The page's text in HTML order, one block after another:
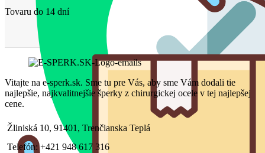
Tovaru do 14 dní
Vitajte na e-sperk.sk. Sme tu pre Vás, aby sme Vám dodali tie
najlepšie, najkvalitnejšie šperky z chirurgickej ocele v tej najlepšej
cene.
Žliniská 10, 91401, Trenčianska Teplá
Telefón: +421 948 617 316